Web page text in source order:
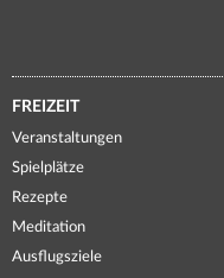
FREIZEIT
Veranstaltungen
Spielplätze
Rezepte
Meditation
Ausflugsziele